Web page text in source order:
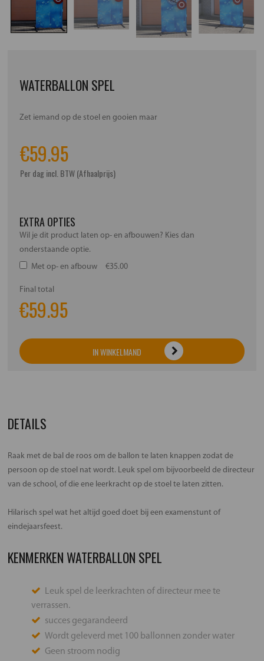
WATERBALLON SPEL
Zet iemand op de stoel en gooien maar
€59.95
Per dag incl. BTW (Afhaalprijs)
EXTRA OPTIES
Wil je dit product laten op- en afbouwen? Kies dan
onderstaande optie.
Met op- en afbouw
€35.00
Final total
€59.95
IN WINKELMAND
DETAILS
Raak met de bal de roos om de ballon te laten knappen zodat de
persoon op de stoel nat wordt. Leuk spel om bijvoorbeeld de directeur
van de school, of die ene leerkracht op de stoel te laten zitten.
Hilarisch spel wat het altijd goed doet bij een examenstunt of
eindejaarsfeest.
KENMERKEN WATERBALLON SPEL
Leuk spel de leerkrachten of directeur mee te
verrassen.
succes gegarandeerd
Wordt geleverd met 100 ballonnen zonder water
Geen stroom nodig